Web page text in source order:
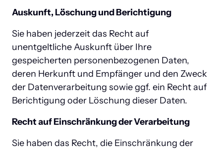
Auskunft, Löschung und Berichtigung
Sie haben jederzeit das Recht auf
unentgeltliche Auskunft über Ihre
gespeicherten personenbezogenen Daten,
deren Herkunft und Empfänger und den Zweck
der Datenverarbeitung sowie ggf. ein Recht auf
Berichtigung oder Löschung dieser Daten.
Recht auf Einschränkung der Verarbeitung
Sie haben das Recht, die Einschränkung der